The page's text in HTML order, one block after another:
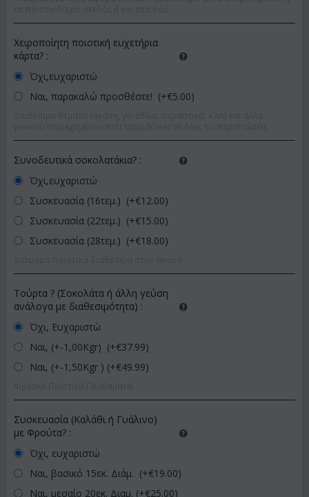
Χειροποίητη ποιοτική ευχετήρια
κάρτα? :
Όχι,ευχαριστώ
Ναι, παρακαλώ προσθέστε! (+€5.00)
Συνοδευτικά σοκολατάκια? :
Όχι,ευχαριστώ
Συσκευασία (16τεμ.) (+€12.00)
Συσκευασία (22τεμ.) (+€15.00)
Συσκευασία (28τεμ.) (+€18.00)
Τούρτα ? (Σοκολάτα ή άλλη γεύση
ανάλογα με διαθεσιμότητα) :
Όχι, Ευχαριστώ
Ναι, (+-1,00Kgr) (+€37.99)
Ναι, (+-1,50Kgr ) (+€49.99)
Συσκευασία (Καλάθι ή Γυάλινο)
με Φρούτα? :
Όχι, ευχαριστώ
Ναι, βασικό 15εκ. Διάμ. (+€19.00)
Ναι, μεσαίο 20εκ. Διαμ. (+€25.00)